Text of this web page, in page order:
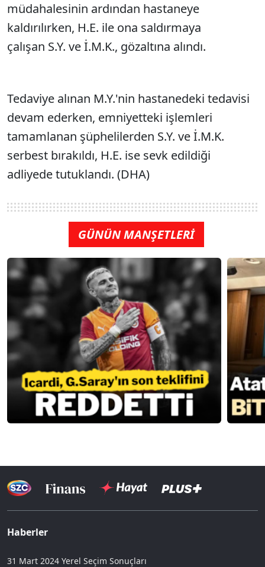
müdahalesinin ardından hastaneye
kaldırılırken, H.E. ile ona saldırmaya
çalışan S.Y. ve İ.M.K., gözaltına alındı.
Tedaviye alınan M.Y.'nin hastanedeki tedavisi
devam ederken, emniyetteki işlemleri
tamamlanan şüphelilerden S.Y. ve İ.M.K.
serbest bırakıldı, H.E. ise sevk edildiği
adliyede tutuklandı. (DHA)
GÜNÜN MANŞETLERİ
Haberler
31 Mart 2024 Yerel Seçim Sonuçları